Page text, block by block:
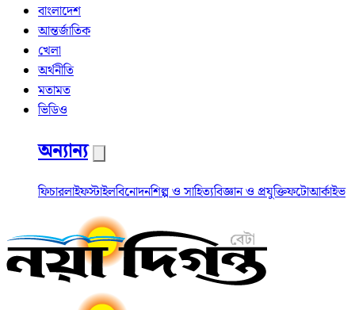
বাংলাদেশ
আন্তর্জাতিক
খেলা
অর্থনীতি
মতামত
ভিডিও
অন্যান্য
ফিচারলাইফস্টাইলবিনোদনশিল্প ও সাহিত্যবিজ্ঞান ও প্রযুক্তিফটোআর্কাইভ